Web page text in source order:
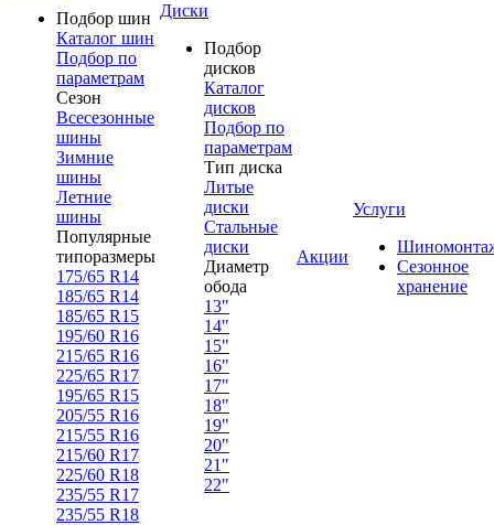
Подбор шин
Каталог шин
Подбор по
параметрам
Сезон
Всесезонные
шины
Зимние
шины
Летние
шины
Популярные
типоразмеры
175/65 R14
185/65 R14
185/65 R15
195/60 R16
215/65 R16
225/65 R17
195/65 R15
205/55 R16
215/55 R16
215/60 R17
225/60 R18
235/55 R17
235/55 R18
Диски
Подбор
дисков
Каталог
дисков
Подбор по
параметрам
Тип диска
Литые
диски
Стальные
диски
Диаметр
обода
13"
14"
15"
16"
17"
18"
19"
20"
21"
22"
Акции
Услуги
Сезонное
хранение